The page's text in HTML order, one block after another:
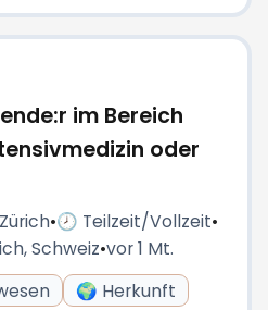
im Bereich
oder
•🕗 Teilzeit/Vollzeit•
Schweiz•vor 1 Mt.
🌍 Herkunft